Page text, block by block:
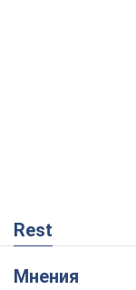
Rest
Мнения